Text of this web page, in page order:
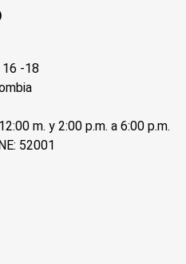
16 -18
m. y 2:00 p.m. a 6:00 p.m.
52001